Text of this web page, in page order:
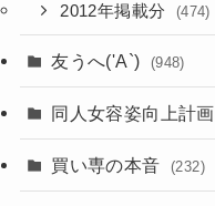
2012年掲載分 (474)
友うへ('A`) (948)
同人女容姿向上計画
買い専の本音 (232)